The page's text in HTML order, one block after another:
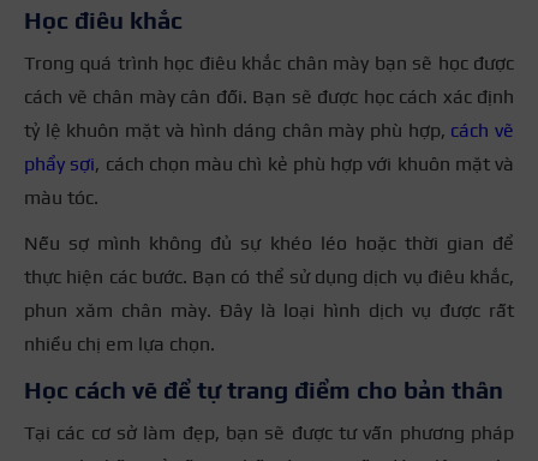
Học điêu khắc
Trong quá trình học điêu khắc chân mày bạn sẽ học được
cách vẽ chân mày cân đối. Bạn sẽ được học cách xác định
tỷ lệ khuôn mặt và hình dáng chân mày phù hợp, cách vẽ
phẩy sợi, cách chọn màu chì kẻ phù hợp với khuôn mặt và
màu tóc.
Nếu sợ mình không đủ sự khéo léo hoặc thời gian để
thực hiện các bước. Bạn có thể sử dụng dịch vụ điêu khắc,
phun xăm chân mày. Đây là loại hình dịch vụ được rất
nhiều chị em lựa chọn.
Học cách vẽ để tự trang điểm cho bản thân
Tại các cơ sở làm đẹp, bạn sẽ được tư vấn phương pháp